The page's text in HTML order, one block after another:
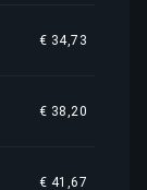
€ 34,73
€ 38,20
€ 41,67